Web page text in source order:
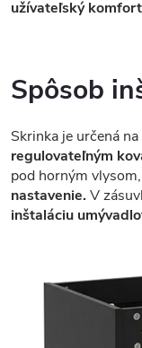
užívateľský
Spôsob
Skrinka je určená na
regulovateľným
pod horným
nastavenie.V
inštaláciu